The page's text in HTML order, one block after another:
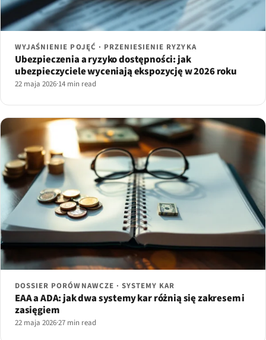
WYJAŚNIENIE POJĘĆ · PRZENIESIENIE RYZYKA
Ubezpieczenia a ryzyko dostępności: jak
ubezpieczyciele wyceniają ekspozycję w 2026 roku
22 maja 2026·14 min read
DOSSIER PORÓWNAWCZE · SYSTEMY KAR
EAA a ADA: jak dwa systemy kar różnią się zakresem i
zasięgiem
22 maja 2026·27 min read